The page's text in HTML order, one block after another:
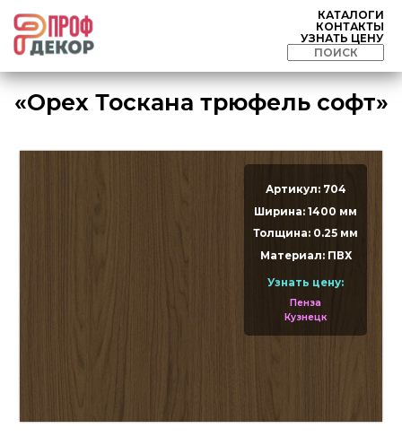
КАТАЛОГИ
КОНТАКТЫ
УЗНАТЬ ЦЕНУ
«Орех Тоскана трюфель софт»
Артикул: 704
Ширина: 1400 мм
Толщина: 0.25 мм
Материал: ПВХ
Узнать цену:
Пенза
Кузнецк